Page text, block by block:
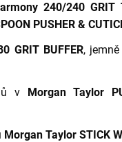
240/240 GRIT
PUSHER &
GRIT BUFFER,
v Morgan Taylor
Morgan Taylor STICK